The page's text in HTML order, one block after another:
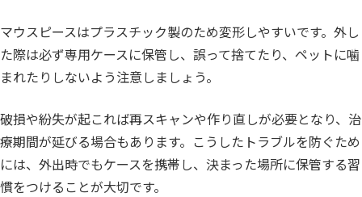
マウスピースはプラスチック製のため変形しやすいです。外し
た際は必ず専用ケースに保管し、誤って捨てたり、ペットに噛
まれたりしないよう注意しましょう。
破損や紛失が起これば再スキャンや作り直しが必要となり、治
療期間が延びる場合もあります。こうしたトラブルを防ぐため
には、外出時でもケースを携帯し、決まった場所に保管する習
慣をつけることが大切です。